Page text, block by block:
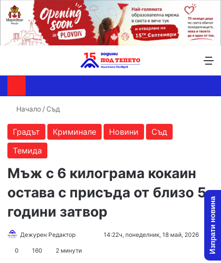
Начало / Съд
Градът Криминале Новини
Съд
Темида
Мъж с 6 килограма кокаин
остава с присъда от близо 5
години затвор
Дежурен Редактор
Send14:22ч, понеделник, 18 май, 2026
0 160 2 минути Изпрати новина